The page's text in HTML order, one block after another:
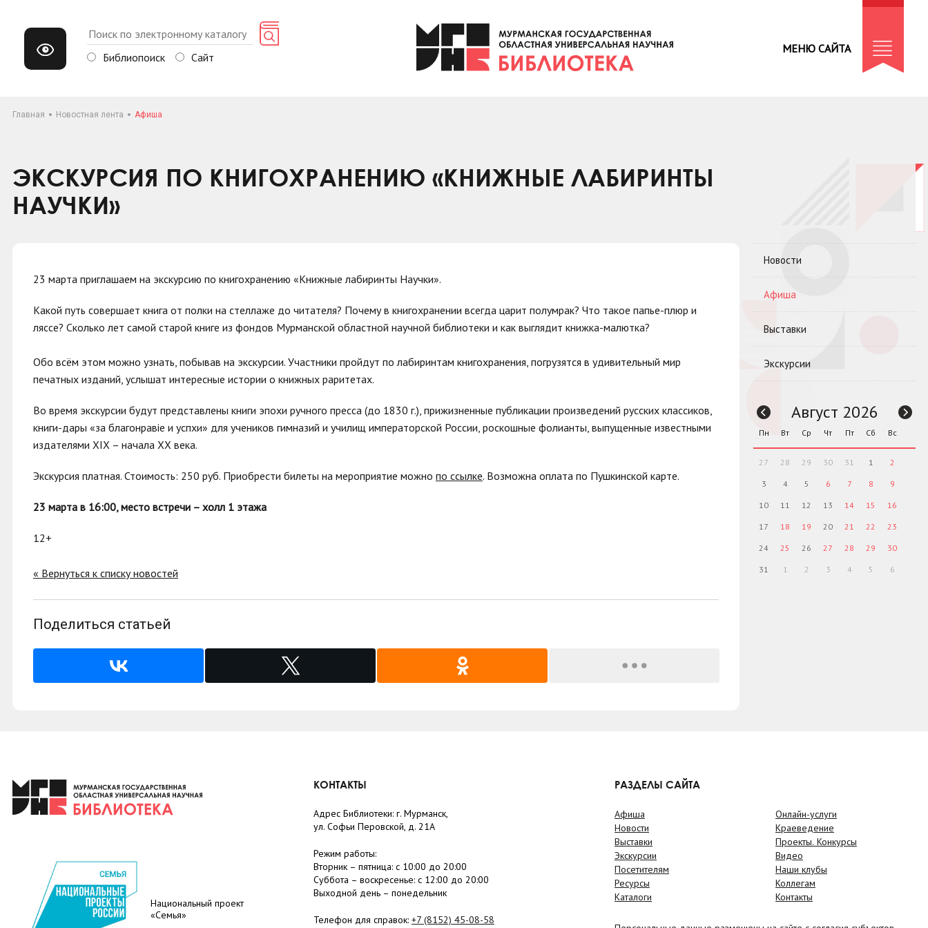
Библиопоиск Сайт
МЕНЮ САЙТА
Главная Новостная лента Афиша
ЭКСКУРСИЯ ПО КНИГОХРАНЕНИЮ «КНИЖНЫЕ ЛАБИРИНТЫ
НАУЧКИ»
23 марта приглашаем на экскурсию по книгохранению «Книжные лабиринты Научки».
Какой путь совершает книга от полки на стеллаже до читателя? Почему в книгохранении всегда царит полумрак? Что такое папье-плюр и
ляссе? Сколько лет самой старой книге из фондов Мурманской областной научной библиотеки и как выглядит книжка-малютка?
Обо всём этом можно узнать, побывав на экскурсии. Участники пройдут по лабиринтам книгохранения, погрузятся в удивительный мир
печатных изданий, услышат интересные истории о книжных раритетах.
Во время экскурсии будут представлены книги эпохи ручного пресса (до 1830 г.), прижизненные публикации произведений русских классиков,
книги-дары «за благонравie и успѣхи» для учеников гимназий и училищ императорской России, роскошные фолианты, выпущенные известными
издателями XIX – начала XX века.
Экскурсия платная. Стоимость: 250 руб. Приобрести билеты на мероприятие можно по ссылке. Возможна оплата по Пушкинской карте.
23 марта в 16:00, место встречи – холл 1 этажа
12+
« Вернуться к списку новостей
Поделиться статьей
Новости
Афиша
Выставки
Экскурсии
Август 2026
Пн Вт Ср Чт Пт Сб Вс
27 28 29 30 31 1 2
3 4 5 6 7 8 9
10 11 12 13 14 15 16
17 18 19 20 21 22 23
24 25 26 27 28 29 30
31 1 2 3 4 5 6
Национальный проект
«Семья»
КОНТАКТЫ
Адрес Библиотеки: г. Мурманск,
ул. Софьи Перовской, д. 21А
Режим работы:
Вторник – пятница: с 10:00 до 20:00
Суббота – воскресенье: c 12:00 до 20:00
Выходной день – понедельник
Телефон для справок: +7 (8152) 45-08-58
РАЗДЕЛЫ САЙТА
Афиша
Новости
Выставки
Экскурсии
Посетителям
Ресурсы
Каталоги
Онлайн-услуги
Краеведение
Проекты. Конкурсы
Видео
Наши клубы
Коллегам
Контакты